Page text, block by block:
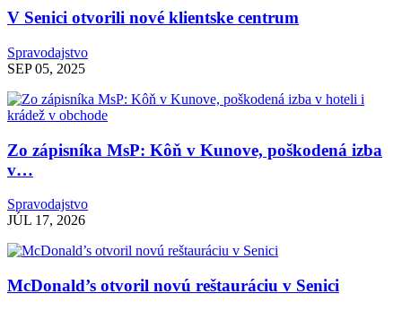
V Senici otvorili nové klientske centrum
Spravodajstvo
SEP 05, 2025
Zo zápisníka MsP: Kôň v Kunove, poškodená izba
v…
Spravodajstvo
JÚL 17, 2026
McDonald’s otvoril novú reštauráciu v Senici